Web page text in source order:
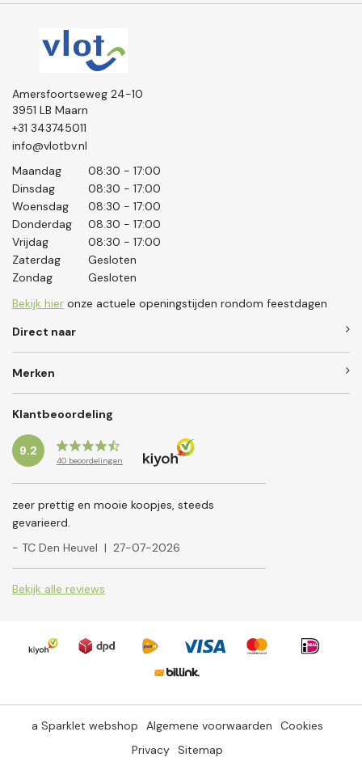
Amersfoortseweg 24-10
3951 LB Maarn
+31 343745011
info@vlotbv.nl
Maandag
08:30 - 17:00
Dinsdag
08:30 - 17:00
Woensdag
08:30 - 17:00
Donderdag
08.30 - 17:00
Vrijdag
08:30 - 17:00
Zaterdag
Gesloten
Zondag
Gesloten
Bekijk hier onze actuele openingstijden rondom feestdagen
Direct naar
Merken
Klantbeoordeling
9.2
40 beoordelingen
zeer prettig en mooie koopjes, steeds
gevarieerd.
- TC Den Heuvel | 27-07-2026
Bekijk alle reviews
a Sparklet webshop Algemene voorwaarden
Cookies
Privacy Sitemap